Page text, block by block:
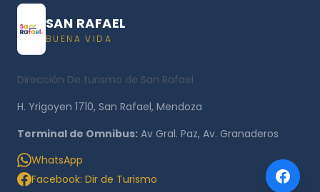
SAN RAFAEL
BUENA VIDA
Dirección De turismo de San Rafael
H. Yrigoyen 1710, San Rafael, Mendoza
Terminal de Omnibus: Av Gral. Paz, Av. Granaderos
WhatsApp
Facebook: Dir de Turismo